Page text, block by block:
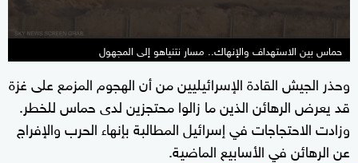
حماس بين الاستهداف والإنهاك.. مسار نتنياهو إلى المجهول
وحذر الجيش القادة الإسرائيليين من أن الهجوم المزمع على غزة
قد يعرض الرهائن الذين ما زالوا محتجزين لدى حماس للخطر.
وزادت الاحتجاجات في إسرائيل المطالبة بإنهاء الحرب والإفراج
عن الرهائن في الأسابيع الماضية.